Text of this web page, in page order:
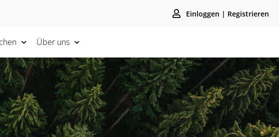
Einloggen | Registrieren
Über uns